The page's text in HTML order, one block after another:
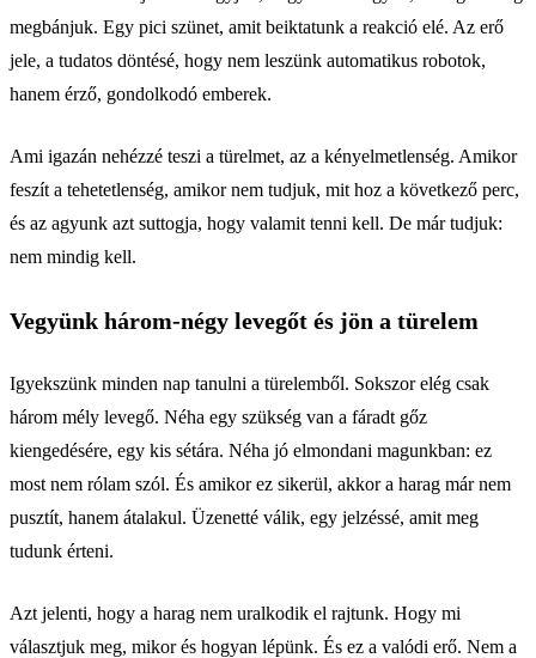
megbánjuk. Egy pici szünet, amit beiktatunk a reakció elé. Az erő
jele, a tudatos döntésé, hogy nem leszünk automatikus robotok,
hanem érző, gondolkodó emberek.
Ami igazán nehézzé teszi a türelmet, az a kényelmetlenség. Amikor
feszít a tehetetlenség, amikor nem tudjuk, mit hoz a következő perc,
és az agyunk azt suttogja, hogy valamit tenni kell. De már tudjuk:
nem mindig kell.
Vegyünk három-négy levegőt és jön a türelem
Igyekszünk minden nap tanulni a türelemből. Sokszor elég csak
három mély levegő. Néha egy szükség van a fáradt gőz
kiengedésére, egy kis sétára. Néha jó elmondani magunkban: ez
most nem rólam szól. És amikor ez sikerül, akkor a harag már nem
pusztít, hanem átalakul. Üzenetté válik, egy jelzéssé, amit meg
tudunk érteni.
Azt jelenti, hogy a harag nem uralkodik el rajtunk. Hogy mi
választjuk meg, mikor és hogyan lépünk. És ez a valódi erő. Nem a